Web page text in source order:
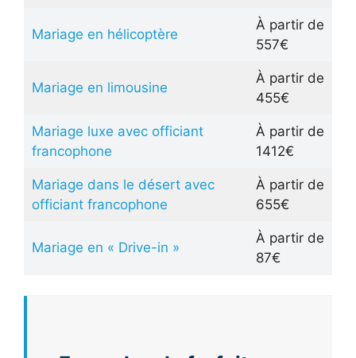
Mariage en hélicoptère
À partir de
557€
Mariage en limousine
À partir de
455€
Mariage luxe avec officiant
francophone
À partir de
1412€
Mariage dans le désert avec
officiant francophone
À partir de
655€
Mariage en « Drive-in »
À partir de
87€